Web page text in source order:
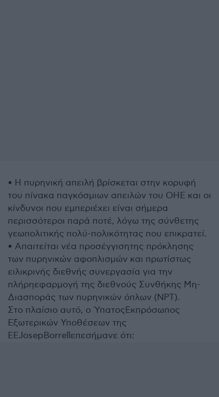
• Η πυρηνική απειλή βρίσκεται στην κορυφή
του πίνακα παγκόσμιων απειλών του ΟΗΕ και οι
κίνδυνοι που εμπεριέχει είναι σήμερα
περισσότεροι παρά ποτέ, λόγω της σύνθετης
γεωπολιτικής πολύ-πολικότητας που επικρατεί.
• Απαιτείται νέα προσέγγισητης πρόκλησης
των πυρηνικών αφοπλισμών και πρωτίστως
ειλικρινής διεθνής συνεργασία για την
πλήρηεφαρμογή της διεθνούς Συνθήκης Μη-
Διασποράς των πυρηνικών όπλων (ΝΡΤ).
Στο πλαίσιο αυτό, ο ΎπατοςΕκπρόσωπος
Εξωτερικών Υποθέσεων της
ΕΕJosepBorrellεπεσήμανε ότι: